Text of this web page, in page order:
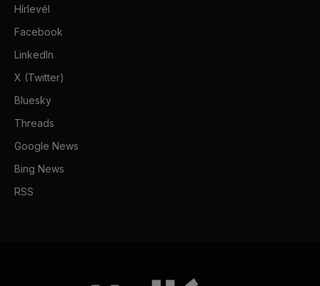
Hírlevél
Facebook
LinkedIn
X (Twitter)
Bluesky
Threads
Google News
Bing News
RSS